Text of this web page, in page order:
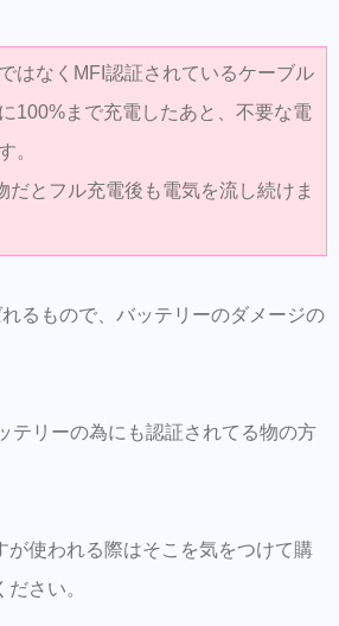
はなくMFI認証されているケーブル
100%まで充電したあと、不要な電
。
だとフル充電後も電気を流し続けま
れるもので、バッテリーのダメージの
テリーの為にも認証されてる物の方
が使われる際はそこを気をつけて購
さい。